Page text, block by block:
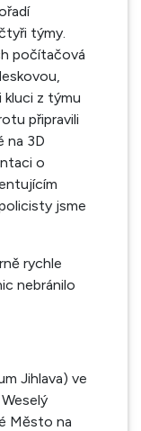
týmy.
počítačová
kluci z týmu
připravili
na 3D
o
jsme
rychle
nebránilo
Jihlava) ve
Město na